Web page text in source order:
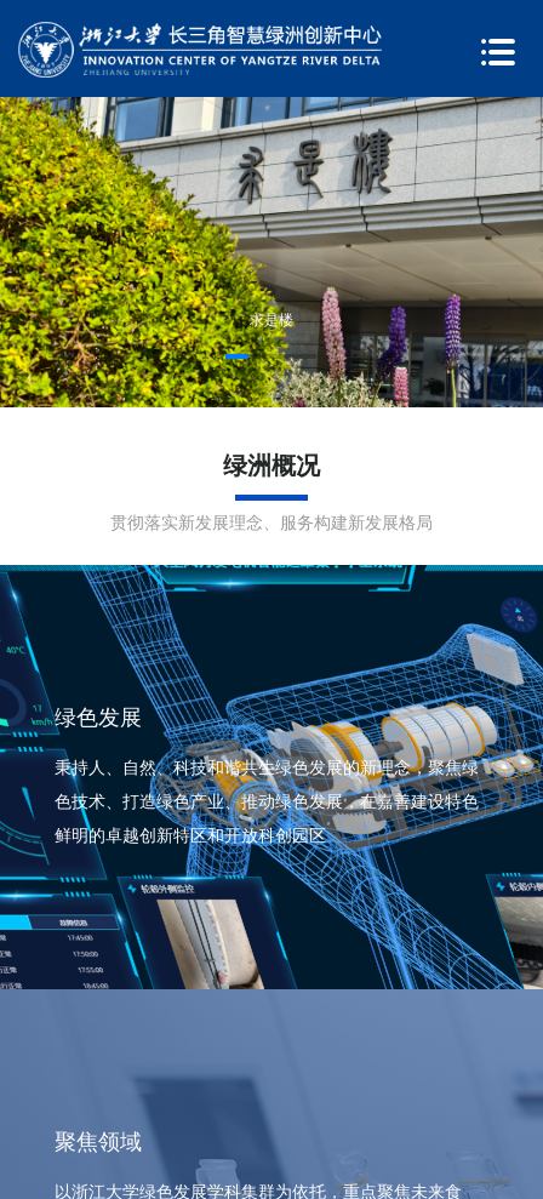
求是楼
绿洲概况
贯彻落实新发展理念、服务构建新发展格局
绿色发展
秉持人、自然、科技和谐共生绿色发展的新理念，聚焦绿
色技术、打造绿色产业、推动绿色发展，在嘉善建设特色
鲜明的卓越创新特区和开放科创园区
聚焦领域
以浙江大学绿色发展学科集群为依托，重点聚焦未来食